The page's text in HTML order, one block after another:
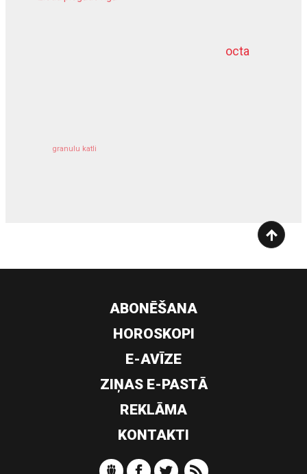
octa
granulu katli
dziļurbums
ABONĒŠANA
HOROSKOPI
E-AVĪZE
ZIŅAS E-PASTĀ
REKLĀMA
KONTAKTI